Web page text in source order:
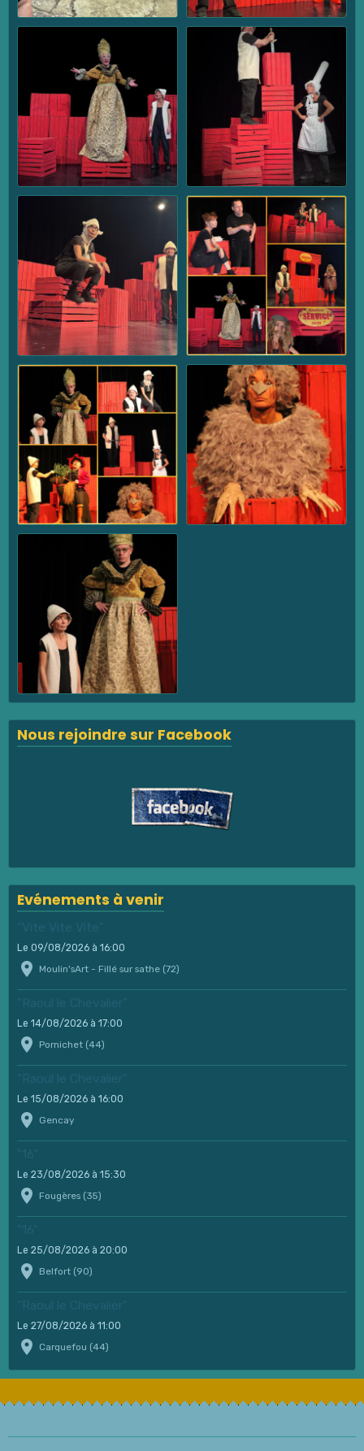
Nous rejoindre sur Facebook
Evénements à venir
"Vite Vite Vite"
Le 09/08/2026 à 16:00
Moulin'sArt - Fillé sur sathe (72)
"Raoul le Chevalier"
Le 14/08/2026 à 17:00
Pornichet (44)
"Raoul le Chevalier"
Le 15/08/2026 à 16:00
Gencay
"16"
Le 23/08/2026 à 15:30
Fougères (35)
"16"
Le 25/08/2026 à 20:00
Belfort (90)
"Raoul le Chevalier"
Le 27/08/2026 à 11:00
Carquefou (44)